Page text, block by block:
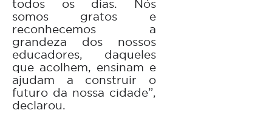
todos os dias. Nós
somos gratos e
reconhecemos a
grandeza dos nossos
educadores, daqueles
que acolhem, ensinam e
ajudam a construir o
futuro da nossa cidade”,
declarou.